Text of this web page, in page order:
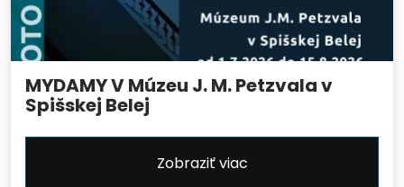
MYDAMY V Múzeu J. M. Petzvala v
Spišskej Belej
Zobraziť viac